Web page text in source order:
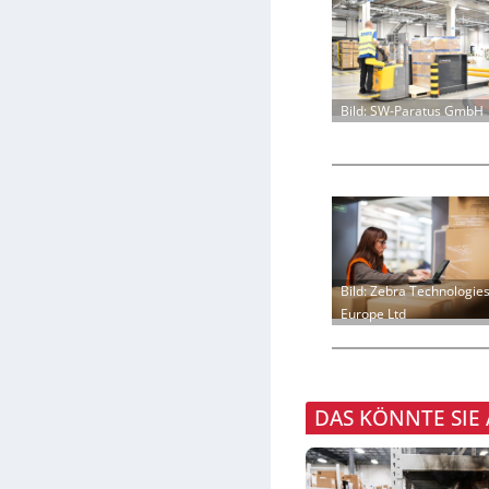
Bild: SW-Paratus GmbH
Bild: Zebra Technologies
Europe Ltd
DAS KÖNNTE SIE